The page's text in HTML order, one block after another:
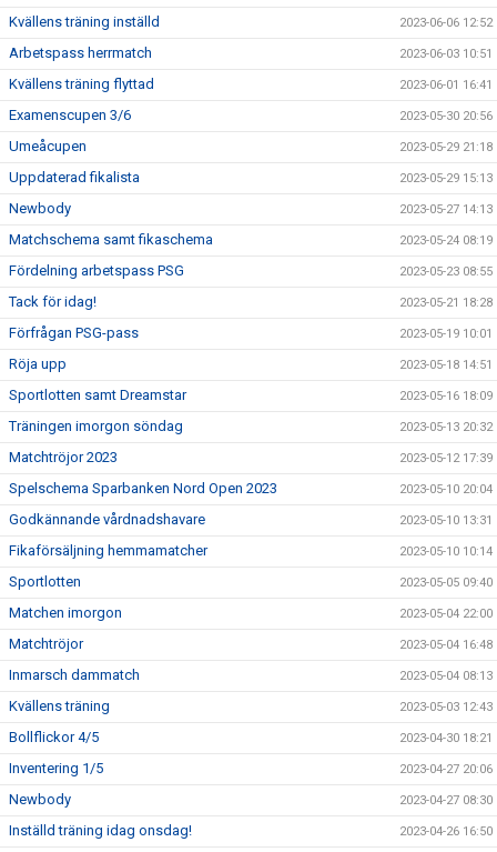
Kvällens träning inställd 2023-06-06 12:52
Arbetspass herrmatch 2023-06-03 10:51
Kvällens träning flyttad 2023-06-01 16:41
Examenscupen 3/6 2023-05-30 20:56
Umeåcupen 2023-05-29 21:18
Uppdaterad fikalista 2023-05-29 15:13
Newbody 2023-05-27 14:13
Matchschema samt fikaschema 2023-05-24 08:19
Fördelning arbetspass PSG 2023-05-23 08:55
Tack för idag! 2023-05-21 18:28
Förfrågan PSG-pass 2023-05-19 10:01
Röja upp 2023-05-18 14:51
Sportlotten samt Dreamstar 2023-05-16 18:09
Träningen imorgon söndag 2023-05-13 20:32
Matchtröjor 2023 2023-05-12 17:39
Spelschema Sparbanken Nord Open 2023 2023-05-10 20:04
Godkännande vårdnadshavare 2023-05-10 13:31
Fikaförsäljning hemmamatcher 2023-05-10 10:14
Sportlotten 2023-05-05 09:40
Matchen imorgon 2023-05-04 22:00
Matchtröjor 2023-05-04 16:48
Inmarsch dammatch 2023-05-04 08:13
Kvällens träning 2023-05-03 12:43
Bollflickor 4/5 2023-04-30 18:21
Inventering 1/5 2023-04-27 20:06
Newbody 2023-04-27 08:30
Inställd träning idag onsdag! 2023-04-26 16:50